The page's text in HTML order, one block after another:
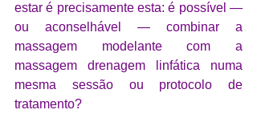
estar é precisamente esta: é possível —
ou aconselhável — combinar a
massagem modelante com a
massagem drenagem linfática numa
mesma sessão ou protocolo de
tratamento?